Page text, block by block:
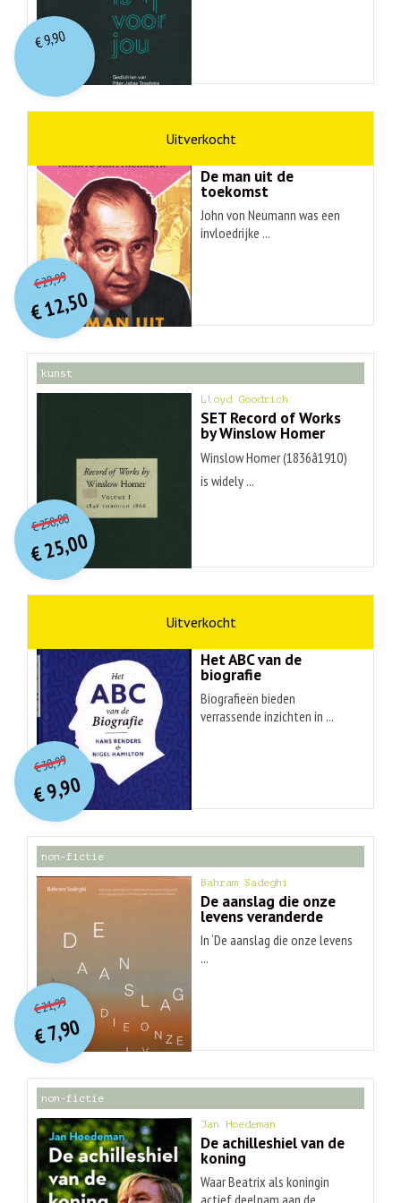
€9,90
De man uit de
toekomst
John von Neumann was een
invloedrijke ...
€29,99O
orspr
onkelijke
prijs
was:
€ 29,99.
€12,50
Huidige
prijs
is:€ 12,50.
kunst
Lloyd Goodrich
SET Record of Works
by Winslow Homer
Winslow Homer (1836â1910)
is widely ...
€250,00O
orspr
onkelijke
prijs
was:
€ 250,00.
€25,00
Huidige
prijs
is:
€ 25,00.
Het ABC van de
biografie
Biografieën bieden
verrassende inzichten in ...
€30,99O
orspr
onkelijke
prijs
was:
€ 30,99.
€9,90
Huidige
prijs
is:
€ 9,90.
non-fictie
Bahram Sadeghi
De aanslag die onze
levens veranderde
In ‘De aanslag die onze levens
...
€21,99O
orspr
onkelijke
prijs
was:
€ 21,99.
€7,90
Huidige
prijs
is:
€ 7,90.
non-fictie
Jan Hoedeman
De achilleshiel van de
koning
Waar Beatrix als koningin
actief deelnam aan de ...